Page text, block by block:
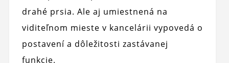
drahé prsia. Ale aj umiestnená na
viditeľnom mieste v kancelárii vypovedá o
postavení a dôležitosti zastávanej
funkcie.